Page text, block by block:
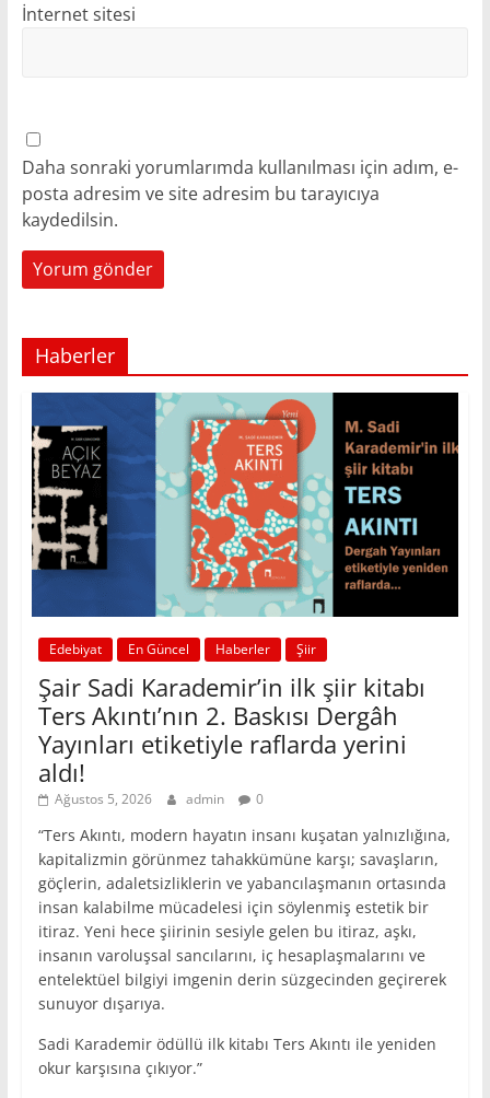
İnternet sitesi
Daha sonraki yorumlarımda kullanılması için adım, e-
posta adresim ve site adresim bu tarayıcıya
kaydedilsin.
Haberler
Edebiyat En Güncel Haberler Şiir
Şair Sadi Karademir’in ilk şiir kitabı
Ters Akıntı’nın 2. Baskısı Dergâh
Yayınları etiketiyle raflarda yerini
aldı!
Ağustos 5, 2026 admin 0
“Ters Akıntı, modern hayatın insanı kuşatan yalnızlığına,
kapitalizmin görünmez tahakkümüne karşı; savaşların,
göçlerin, adaletsizliklerin ve yabancılaşmanın ortasında
insan kalabilme mücadelesi için söylenmiş estetik bir
itiraz. Yeni hece şiirinin sesiyle gelen bu itiraz, aşkı,
insanın varoluşsal sancılarını, iç hesaplaşmalarını ve
entelektüel bilgiyi imgenin derin süzgecinden geçirerek
sunuyor dışarıya.
Sadi Karademir ödüllü ilk kitabı Ters Akıntı ile yeniden
okur karşısına çıkıyor.”